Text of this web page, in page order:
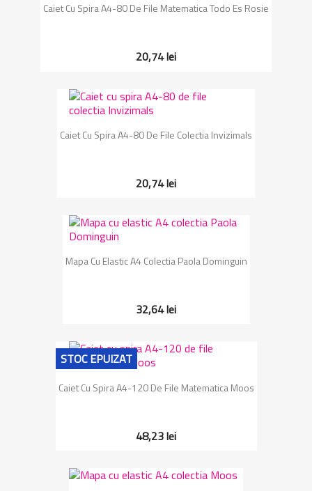
Caiet Cu Spira A4-80 De File Matematica Todo Es Rosie
20,74 lei
Caiet Cu Spira A4-80 De File Colectia Invizimals
20,74 lei
Mapa Cu Elastic A4 Colectia Paola Dominguin
32,64 lei
Caiet Cu Spira A4-120 De File Matematica Moos
48,23 lei
STOC EPUIZAT